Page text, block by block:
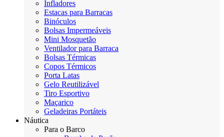
Infladores
Estacas para Barracas
Binóculos
Bolsas Impermeáveis
Mini Mosquetão
Ventilador para Barraca
Bolsas Térmicas
Copos Térmicos
Porta Latas
Gelo Reutilizável
Tiro Esportivo
Maçarico
Geladeiras Portáteis
Náutica
Para o Barco